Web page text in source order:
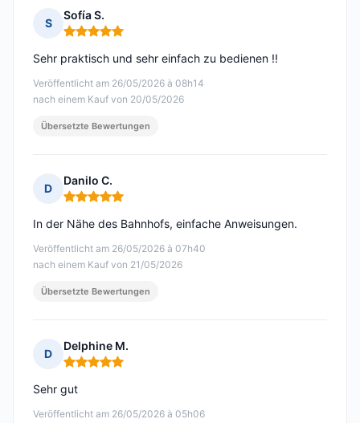
S
Sofía S.
Hinweis: 5 von 5
Veröffentlicht am 26/05/2026 à 08h14
nach einem Kauf von 20/05/2026
Sehr praktisch und sehr einfach zu bedienen !!
Übersetzte Bewertungen
D
Danilo C.
Hinweis: 5 von 5
Veröffentlicht am 26/05/2026 à 07h40
nach einem Kauf von 21/05/2026
In der Nähe des Bahnhofs, einfache Anweisungen.
Übersetzte Bewertungen
D
Delphine M.
Hinweis: 5 von 5
Veröffentlicht am 26/05/2026 à 05h06
Sehr gut